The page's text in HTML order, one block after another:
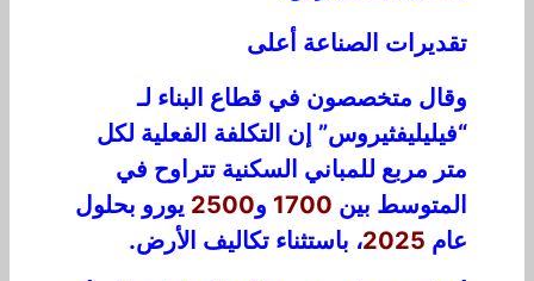
تقديرات الصناعة أعلى
وقال متخصصون في قطاع البناء لـ
“فيليليفثيروس” إن التكلفة الفعلية لكل
متر مربع للمباني السكنية تتراوح في
المتوسط بين 1700 و2500 يورو بحلول
عام 2025، باستثناء تكاليف الأرض.